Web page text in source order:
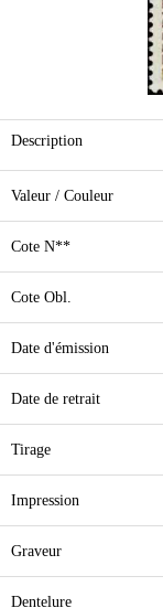
Description
Valeur / Couleur
Cote N**
Cote Obl.
Date d'émission
Date de retrait
Tirage
Impression
Graveur
Dentelure